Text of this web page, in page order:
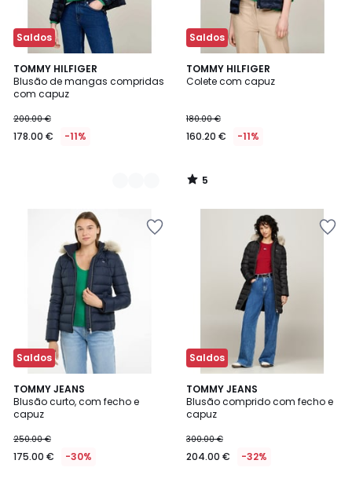
Saldos
TOMMY HILFIGER
Blusão de mangas compridas
com capuz
200.00 €
178.00 € -11%
2
Cores
Saldos
TOMMY HILFIGER
Colete com capuz
180.00 €
160.20 € -11%
5
/
5
/
Saldos
TOMMY JEANS
Blusão curto, com fecho e
capuz
250.00 €
175.00 € -30%
3,2
/ 5
2
Cores
Saldos
TOMMY JEANS
Blusão comprido com fecho e
capuz
300.00 €
204.00 € -32%